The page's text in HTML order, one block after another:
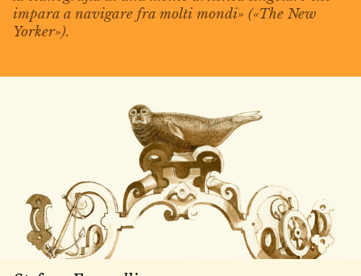
impara a navigare fra molti mondi» («The New
Yorker»).